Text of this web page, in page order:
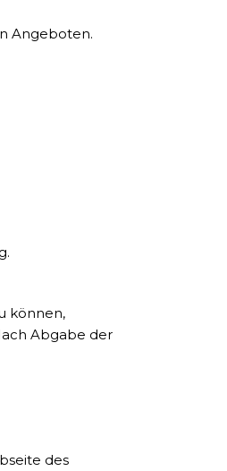
Angeboten.
können,
Abgabe der
des